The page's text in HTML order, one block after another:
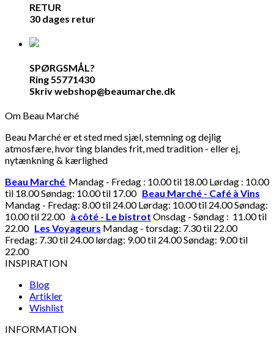
RETUR
30 dages retur
SPØRGSMÅL?
Ring 55771430
Skriv webshop@beaumarche.dk
Om Beau Marché
Beau Marché er et sted med sjæl, stemning og dejlig
atmosfære, hvor ting blandes frit, med tradition - eller ej,
nytænkning & kærlighed
Beau Marché Mandag - Fredag : 10.00 til 18.00 Lørdag : 10.00
til 18.00 Søndag: 10.00 til 17.00 Beau Marché - Café à Vins
Mandag - Fredag: 8.00 til 24.00 Lørdag: 10.00 til 24.00 Søndag:
10.00 til 22.00 à côté - Le bistrot Onsdag - Søndag : 11.00 til
22.00 Les Voyageurs Mandag - torsdag: 7.30 til 22.00
Fredag: 7.30 til 24.00 lørdag: 9.00 til 24.00 Søndag: 9.00 til
22.00
INSPIRATION
Blog
Artikler
Wishlist
INFORMATION